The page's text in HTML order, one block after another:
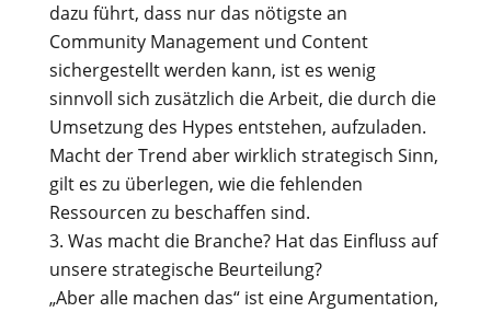
dazu führt, dass nur das nötigste an
Community Management und Content
sichergestellt werden kann, ist es wenig
sinnvoll sich zusätzlich die Arbeit, die durch die
Umsetzung des Hypes entstehen, aufzuladen.
Macht der Trend aber wirklich strategisch Sinn,
gilt es zu überlegen, wie die fehlenden
Ressourcen zu beschaffen sind.
Was macht die Branche? Hat das Einfluss auf
unsere strategische Beurteilung?
„Aber alle machen das“ ist eine Argumentation,